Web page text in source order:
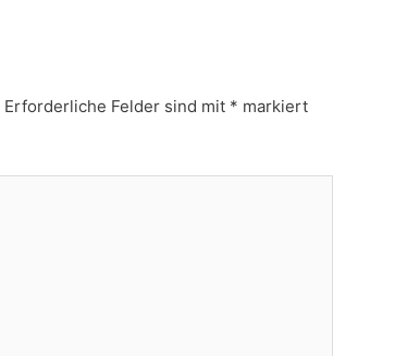
Erforderliche Felder sind mit * markiert